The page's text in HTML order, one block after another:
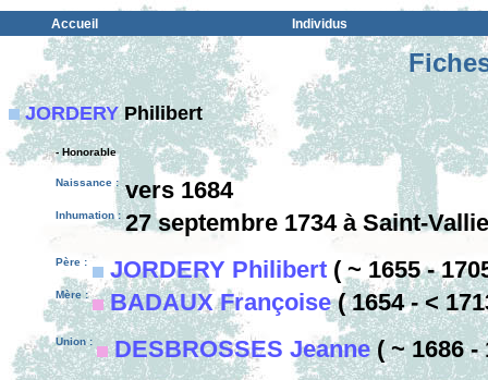
Accueil Individus
JORDERYPhilibert
- Honorable
Naissance : vers 1684
Inhumation : 27 septembre 1734 à Saint-
Père : JORDERY Philibert ( ~ 1655 -
Mère : BADAUX Françoise( 1654 - <
Union : DESBROSSES Jeanne( ~ 1686 -